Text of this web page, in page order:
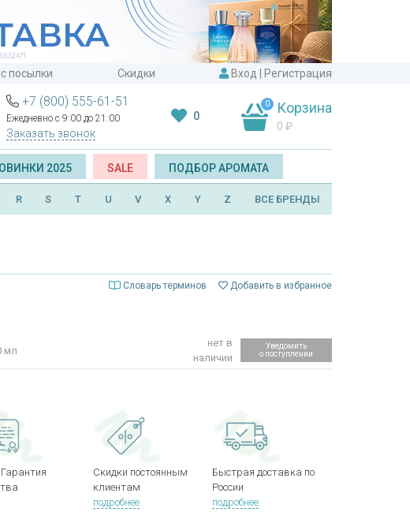
посылки Скидки Вход Регистрация
+7 (800) 555-61-51
Ежедневно с 9:00 до 21:00
Заказать звонок
0
0 Корзина
0 ₽
2025 SALE ПОДБОР АРОМАТА
R S T U V X Y Z ВСЕ БРЕНДЫ
Словарь терминов Добавить в избранное
мл
нет в
наличии
Уведомить
о поступлении
Скидки постоянным
клиентам
подробнее
Быстрая доставка по
России
подробнее